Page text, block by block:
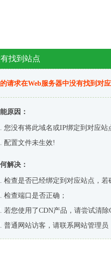
找到站点
请求在Web服务器中没有找到对
原因：
您没有将此域名或IP绑定到对应站
配置文件未生效!
解决：
检查是否已经绑定到对应站点，
检查端口是否正确；
若您使用了CDN产品，请尝试清除
普通网站访客，请联系网站管理员